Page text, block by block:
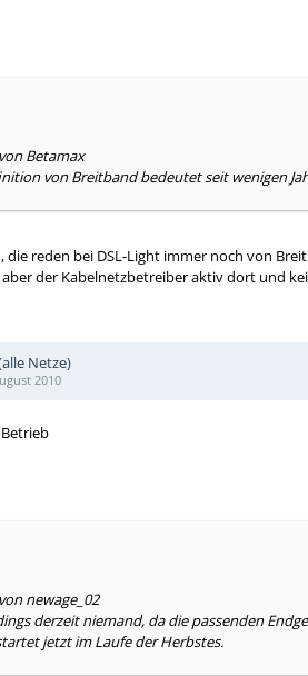
Betamax
von Breitband bedeutet seit wenigen
die reden bei DSL-Light immer noch von
der Kabelnetzbetreiber aktiv dort und
Netze)
2010
Betrieb
newage_02
derzeit niemand, da die passenden
jetzt im Laufe der Herbstes.